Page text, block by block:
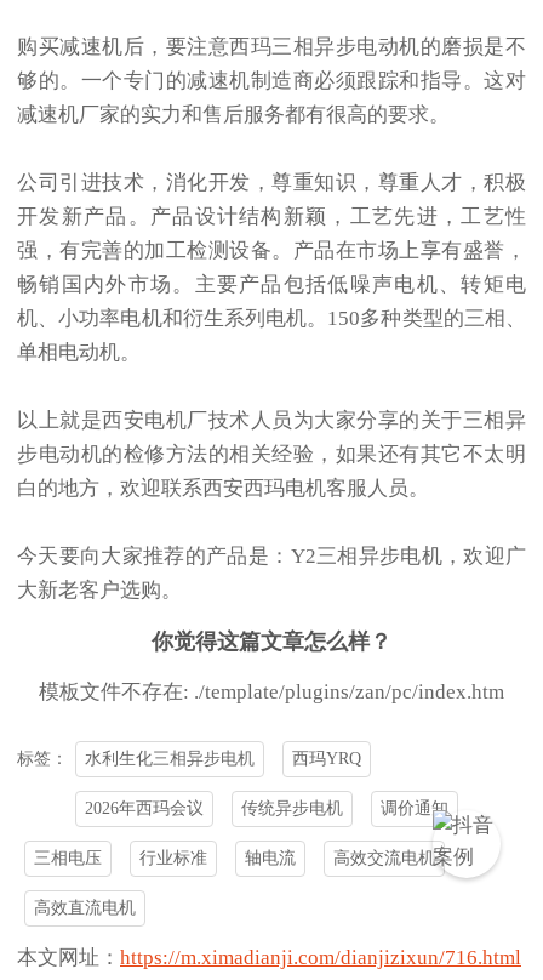
购买减速机后，要注意西玛三相异步电动机的磨损是不
够的。一个专门的减速机制造商必须跟踪和指导。这对
减速机厂家的实力和售后服务都有很高的要求。
公司引进技术，消化开发，尊重知识，尊重人才，积极
开发新产品。产品设计结构新颖，工艺先进，工艺性
强，有完善的加工检测设备。产品在市场上享有盛誉，
畅销国内外市场。主要产品包括低噪声电机、转矩电
机、小功率电机和衍生系列电机。150多种类型的三相、
单相电动机。
以上就是西安电机厂技术人员为大家分享的关于三相异
步电动机的检修方法的相关经验，如果还有其它不太明
白的地方，欢迎联系西安西玛电机客服人员。
今天要向大家推荐的产品是：Y2三相异步电机，欢迎广
大新老客户选购。
你觉得这篇文章怎么样？
模板文件不存在: ./template/plugins/zan/pc/index.htm
标签： 水利生化三相异步电机 西玛YRQ
2026年西玛会议 传统异步电机 调价通知
三相电压 行业标准 轴电流 高效交流电机
高效直流电机
本文网址： https://m.ximadianji.com/dianjizixun/716.html